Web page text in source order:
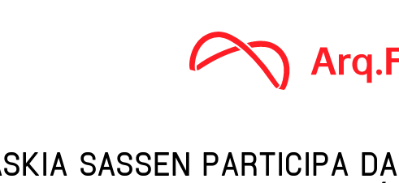
SASSEN PARTICIPA